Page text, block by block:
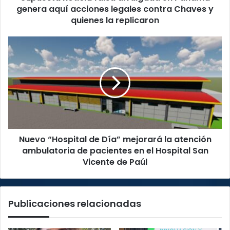
legales
quienes
replicaron
genera aquí acciones legales contra Chaves y
quienes la replicaron
“Hospital
de
Día”
mejorará
la
atención
de
pacientes
San
de
Nuevo “Hospital de Día” mejorará la atención
ambulatoria de pacientes en el Hospital San
Vicente de Paúl
Publicaciones relacionadas